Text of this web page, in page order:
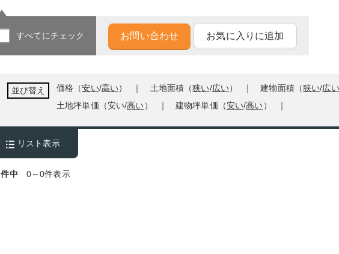
すべてにチェック お問い合わせ お気に入りに追加
並び替え 価格（安い/高い） 土地面積（狭い/広い） 建物面積（狭い/広い
土地坪単価（安い/高い） 建物坪単価（安い/高い）
リスト表示
件中 0～0件表示